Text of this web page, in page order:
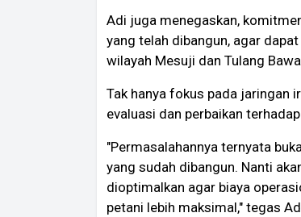
Adi juga menegaskan,
yang telah dibangun, agar
wilayah Mesuji dan Tulang
Tak hanya fokus pada jaringan
evaluasi dan perbaikan
"Permasalahannya ternyata
yang sudah dibangun. Nanti
dioptimalkan agar biaya
petani lebih maksimal," tegas